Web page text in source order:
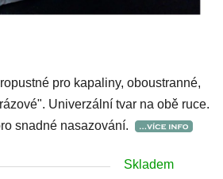
pro kapaliny, oboustranné,
Univerzální tvar na obě ruce.
snadné nasazování.
Skladem